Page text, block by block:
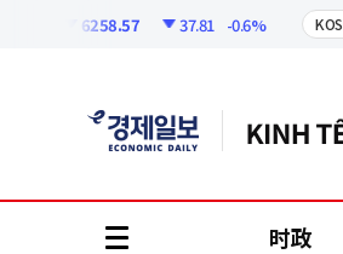
6258.57 37.81 -0.6% KOSDAQ
时政